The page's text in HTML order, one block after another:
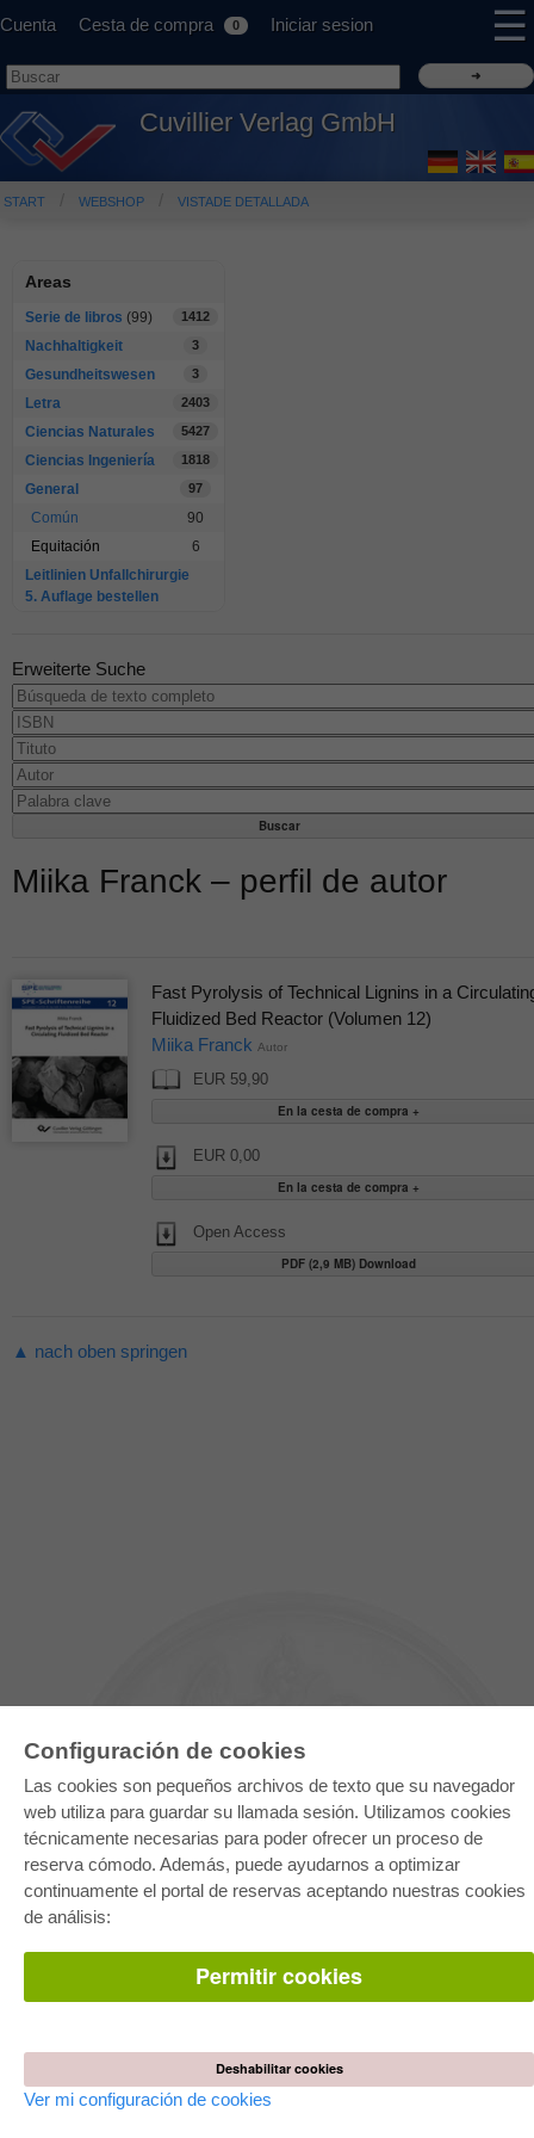
Configuración de cookies
Las cookies son pequeños archivos de texto que su navegador
web utiliza para guardar su llamada sesión. Utilizamos cookies
técnicamente necesarias para poder ofrecer un proceso de
reserva cómodo. Además, puede ayudarnos a optimizar
continuamente el portal de reservas aceptando nuestras cookies
de análisis:
Permitir cookies
Deshabilitar cookies
Ver mi configuración de cookies
Cuenta Cesta de compra 0 Iniciar sesion ☰
Cuvillier Verlag GmbH
START WEBSHOP VISTADE DETALLADA
Areas
Serie de libros (99) 1412
Nachhaltigkeit 3
Gesundheitswesen 3
Letra 2403
Ciencias Naturales 5427
Ciencias Ingeniería 1818
General 97
Común
90
Equitación
6
Leitlinien Unfallchirurgie
5. Auflage bestellen
Erweiterte Suche
Miika Franck – perfil de autor
Fast Pyrolysis of Technical Lignins in a
Fluidized Bed Reactor (Volumen 12)
Miika Franck Autor
EUR 59,90
EUR 0,00
Open Access
PDF (2,9 MB) Download
▲ nach oben springen
E-COLLECTION
Paquete entero
Paquete de especialidades
Facilitación de E-Books
Preguntas mas frequentes(FAQ)
Condiciones